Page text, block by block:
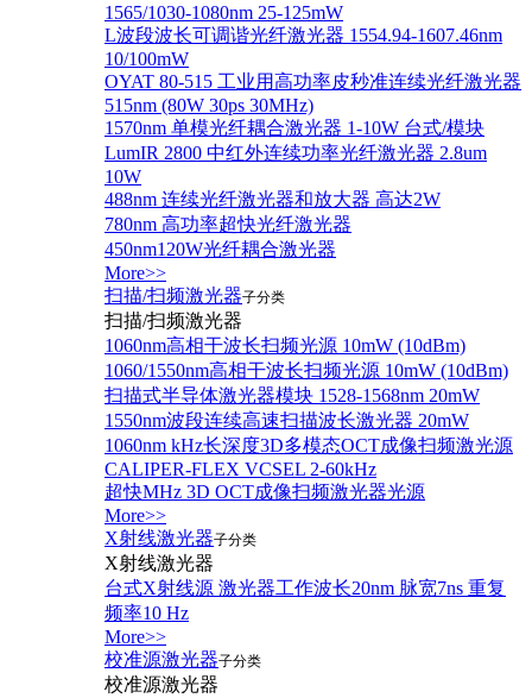
1565/1030-1080nm 25-125mW
L波段波长可调谐光纤激光器 1554.94-1607.46nm
10/100mW
OYAT 80-515 工业用高功率皮秒准连续光纤激光器
515nm (80W 30ps 30MHz)
1570nm 单模光纤耦合激光器 1-10W 台式/模块
LumIR 2800 中红外连续功率光纤激光器 2.8um
10W
488nm 连续光纤激光器和放大器 高达2W
780nm 高功率超快光纤激光器
450nm120W光纤耦合激光器
More>>
扫描/扫频激光器子分类
扫描/扫频激光器
1060nm高相干波长扫频光源 10mW (10dBm)
1060/1550nm高相干波长扫频光源 10mW (10dBm)
扫描式半导体激光器模块 1528-1568nm 20mW
1550nm波段连续高速扫描波长激光器 20mW
1060nm kHz长深度3D多模态OCT成像扫频激光源
CALIPER-FLEX VCSEL 2-60kHz
超快MHz 3D OCT成像扫频激光器光源
More>>
X射线激光器子分类
X射线激光器
台式X射线源 激光器工作波长20nm 脉宽7ns 重复
频率10 Hz
More>>
校准源激光器子分类
校准源激光器